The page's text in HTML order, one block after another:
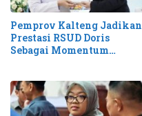
Pemprov Kalteng Jadikan
Prestasi RSUD Doris
Sebagai Momentum